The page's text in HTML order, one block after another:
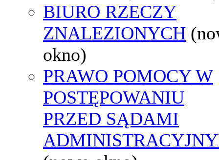
BIURO RZECZY
ZNALEZIONYCH
okno)
PRAWO POMOCY W
POSTĘPOWANIU
PRZED SĄDAMI